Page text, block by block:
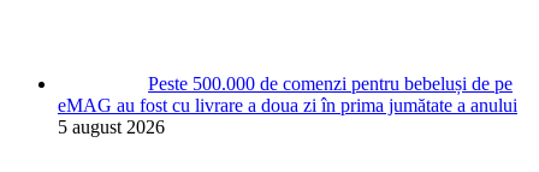
Peste 500.000 de comenzi pentru bebeluși de pe
eMAG au fost cu livrare a doua zi în prima jumătate a anului
5 august 2026